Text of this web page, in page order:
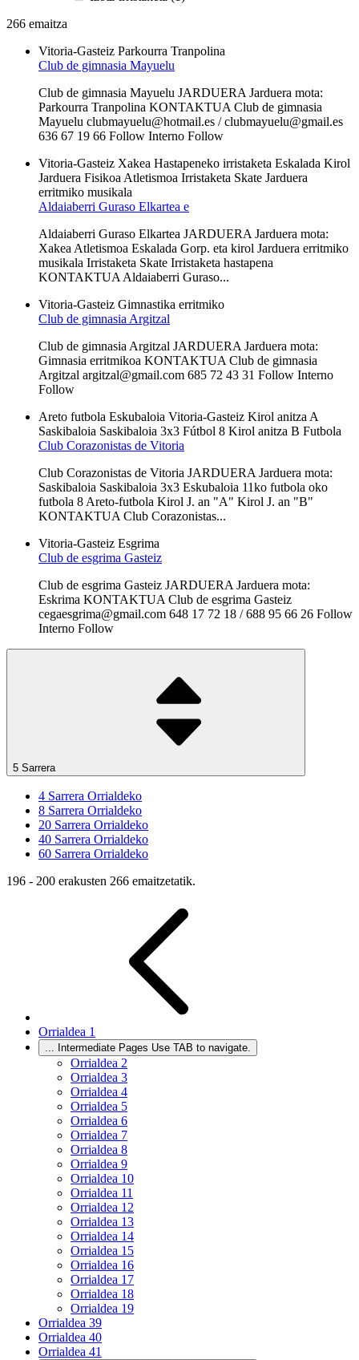
266 emaitza
Vitoria-Gasteiz Parkourra Tranpolina
Club de gimnasia Mayuelu
Club de gimnasia Mayuelu JARDUERA Jarduera mota:
Parkourra Tranpolina KONTAKTUA Club de gimnasia
Mayuelu clubmayuelu@hotmail.es / clubmayuelu@gmail.es
636 67 19 66 Follow Interno Follow
Vitoria-Gasteiz Xakea Hastapeneko irristaketa Eskalada Kirol
Jarduera FisikoaAtletismoa Irristaketa Skate Jarduera
erritmiko musikala
Aldaiaberri Guraso Elkartea e
Aldaiaberri Guraso Elkartea JARDUERA Jarduera mota:
Xakea Atletismoa Eskalada Gorp. eta kirol Jarduera erritmiko
musikala Irristaketa Skate Irristaketa hastapena
KONTAKTUA Aldaiaberri Guraso...
Vitoria-Gasteiz Gimnastika erritmiko
Club de gimnasia Argitzal
Club de gimnasia Argitzal JARDUERA Jarduera mota:
Gimnasia erritmikoa KONTAKTUA Club de gimnasia
Argitzal argitzal@gmail.com 685 72 43 31 Follow Interno
Follow
Areto futbola Eskubaloia Vitoria-Gasteiz Kirol anitza A
Saskibaloia Saskibaloia 3x3 Fútbol 8 Kirol anitza B Futbola
Club Corazonistas de Vitoria
Club Corazonistas de Vitoria JARDUERA Jarduera mota:
Saskibaloia Saskibaloia 3x3 Eskubaloia 11ko futbola oko
futbola 8 Areto-futbola Kirol J. an "A" Kirol J. an "B"
KONTAKTUA Club Corazonistas...
Vitoria-Gasteiz Esgrima
Club de esgrima Gasteiz
Club de esgrima Gasteiz JARDUERA Jarduera mota:
Eskrima KONTAKTUA Club de esgrima Gasteiz
cegaesgrima@gmail.com 648 17 72 18 / 688 95 66 26 Follow
Interno Follow
5 Sarrera
4 Sarrera Orrialdeko
8 Sarrera Orrialdeko
20 Sarrera Orrialdeko
40 Sarrera Orrialdeko
60 Sarrera Orrialdeko
196 - 200 erakusten 266 emaitzetatik.
Orrialdea 1
... Intermediate Pages Use TAB to navigate.
Orrialdea 2
Orrialdea 3
Orrialdea 4
Orrialdea 5
Orrialdea 6
Orrialdea 7
Orrialdea 8
Orrialdea 9
Orrialdea 10
Orrialdea 11
Orrialdea 12
Orrialdea 13
Orrialdea 14
Orrialdea 15
Orrialdea 16
Orrialdea 17
Orrialdea 18
Orrialdea 19
Orrialdea 39
Orrialdea 40
Orrialdea 41